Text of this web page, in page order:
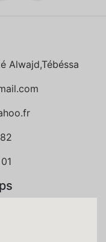
Alwajd,Tébéssa